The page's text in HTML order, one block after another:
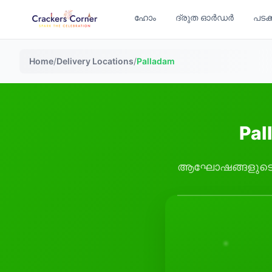
ഹോം ദ്രുത ഓർഡർ
Home/Delivery Locations/Palladam
ആഘോഷങ്ങളുടെ